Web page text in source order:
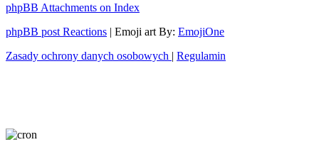
phpBB Attachments on Index
phpBB post Reactions | Emoji art By: EmojiOne
Zasady ochrony danych osobowych | Regulamin